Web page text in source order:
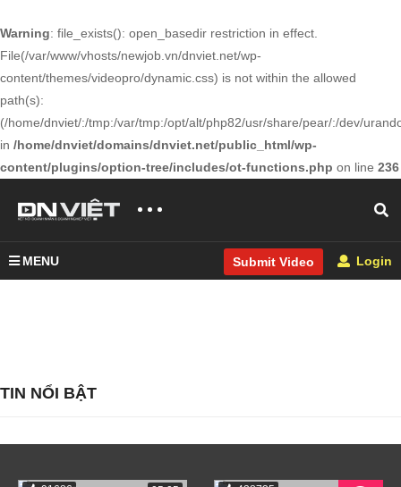
Warning: file_exists(): open_basedir restriction in effect.
File(/var/www/vhosts/newjob.vn/dnviet.net/wp-
content/themes/videopro/dynamic.css) is not within the allowed
path(s):
(/home/dnviet/:/tmp:/var/tmp:/opt/alt/php82/usr/share/pear/:/dev/
in /home/dnviet/domains/dnviet.net/public_html/wp-
content/plugins/option-tree/includes/ot-functions.php on line 236
MENU Submit Video Login
TIN NỔI BẬT